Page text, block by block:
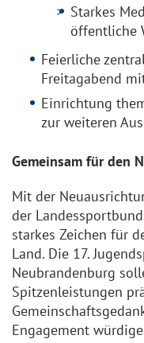
Starkes
öffentliche
Feierliche
Freitagabend
Einrichtung
zur weiteren
Gemeinsam für den
Mit der
der
starkes Zeichen für
Land. Die 17.
Neubrandenburg
Spitzenleistungen
Engagement